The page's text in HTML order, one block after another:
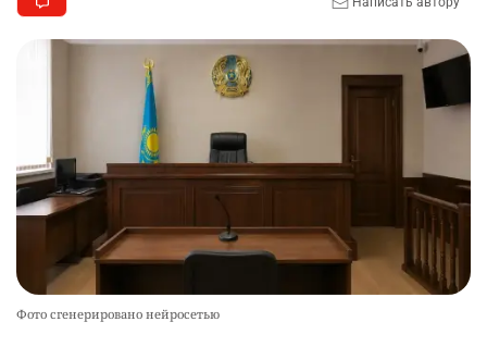
Фото сгенерировано нейросетью